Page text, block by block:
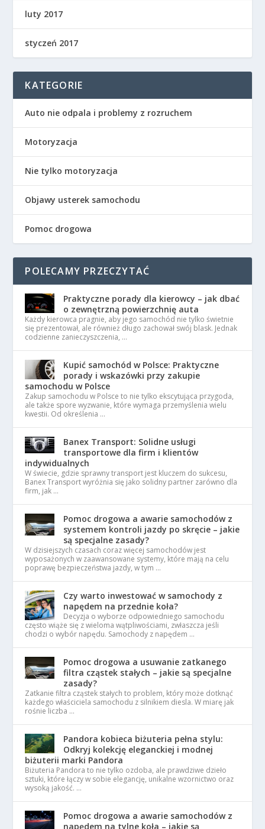
luty 2017
styczeń 2017
KATEGORIE
Auto nie odpala i problemy z rozruchem
Motoryzacja
Nie tylko motoryzacja
Objawy usterek samochodu
Pomoc drogowa
POLECAMY PRZECZYTAĆ
Praktyczne porady dla kierowcy – jak dbać
o zewnętrzną powierzchnię auta
Każdy kierowca pragnie, aby jego samochód nie tylko świetnie
się prezentował, ale również długo zachował swój blask. Jednak
codzienne zanieczyszczenia, …
Kupić samochód w Polsce: Praktyczne
porady i wskazówki przy zakupie
samochodu w Polsce
Zakup samochodu w Polsce to nie tylko ekscytująca przygoda,
ale także spore wyzwanie, które wymaga przemyślenia wielu
kwestii. Od określenia …
Banex Transport: Solidne usługi
transportowe dla firm i klientów
indywidualnych
W świecie, gdzie sprawny transport jest kluczem do sukcesu,
Banex Transport wyróżnia się jako solidny partner zarówno dla
firm, jak …
Pomoc drogowa a awarie samochodów z
systemem kontroli jazdy po skręcie – jakie
są specjalne zasady?
W dzisiejszych czasach coraz więcej samochodów jest
wyposażonych w zaawansowane systemy, które mają na celu
poprawę bezpieczeństwa jazdy, w tym …
Czy warto inwestować w samochody z
napędem na przednie koła?
Decyzja o wyborze odpowiedniego samochodu
często wiąże się z wieloma wątpliwościami, zwłaszcza jeśli
chodzi o wybór napędu. Samochody z napędem …
Pomoc drogowa a usuwanie zatkanego
filtra cząstek stałych – jakie są specjalne
zasady?
Zatkanie filtra cząstek stałych to problem, który może dotknąć
każdego właściciela samochodu z silnikiem diesla. W miarę jak
rośnie liczba …
Pandora kobieca biżuteria pełna stylu:
Odkryj kolekcję eleganckiej i modnej
biżuterii marki Pandora
Biżuteria Pandora to nie tylko ozdoba, ale prawdziwe dzieło
sztuki, które łączy w sobie elegancję, unikalne wzornictwo oraz
wysoką jakość. …
Pomoc drogowa a awarie samochodów z
napędem na tylne koła – jakie są